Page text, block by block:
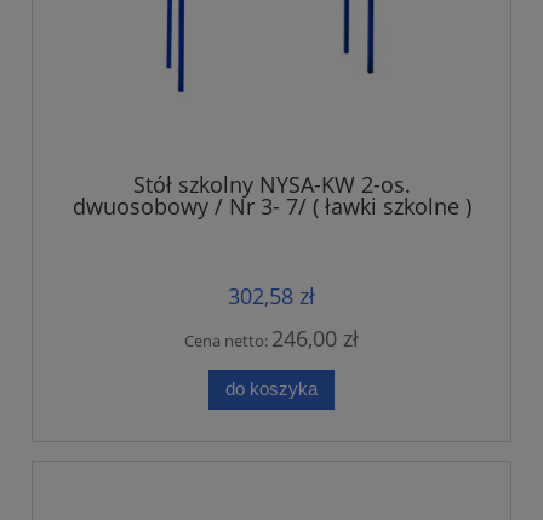
Stół szkolny NYSA-KW 2-os.
dwuosobowy / Nr 3- 7/ ( ławki szkolne )
302,58 zł
Cena netto: 246,00 zł
do koszyka